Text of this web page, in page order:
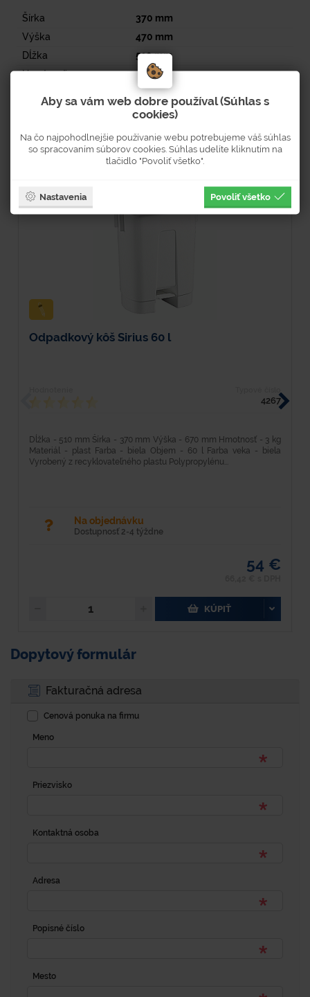
Šírka 370 mm
Výška
470 mm
Dĺžka
510mm
Hmotnosť
2,5kg
30l
Súvisiaci tovar
Odpadkový kôš Sirius 60 l
4267
Dĺžka - 510 mm Šírka - 370 mm Výška - 670 mm Hmotnosť - 3 kg
Materiál - plast Farba - biela Objem - 60 l Farba veka - biela
Vyrobený z recyklovateľného plastu Polypropylénu...
Na objednávku
Dostupnosť 2-4 týždne
54 €
KÚPIŤ
Dopytový formulár
Fakturačná adresa
Cenová ponuka na firmu
Meno
Priezvisko
Kontaktná osoba
Adresa
Popisné číslo
Mesto
Aby sa vám web dobre používal (Súhlas s
cookies)
Na čo najpohodlnejšie používanie webu potrebujeme váš súhlas
so spracovaním súborov cookies. Súhlas udelíte kliknutím na
tlačidlo "Povoliť všetko".
Nastavenia Povoliť všetko